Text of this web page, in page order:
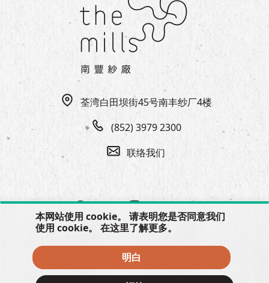
本网站使用 cookie。 请表明您是否同意我们
使用 cookie。 在这里了解更多。
明白
荃湾白田坝街45号南丰纱厂4楼
(852) 3979 2300
联络我们
© 2026 The Mills, all rights reserved.